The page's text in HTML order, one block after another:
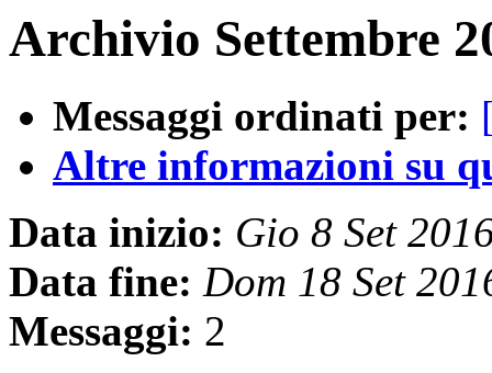
Archivio Settembre
Messaggi ordinati per:
Altre informazioni su
Data inizio: Gio 8 Set
Data fine: Dom 18 Set
Messaggi: 2